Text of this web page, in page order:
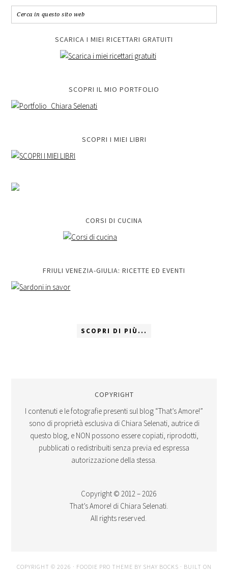
SCARICA I MIEI RICETTARI GRATUITI
SCOPRI IL MIO PORTFOLIO
SCOPRI I MIEI LIBRI
CORSI DI CUCINA
FRIULI VENEZIA-GIULIA: RICETTE ED EVENTI
SCOPRI DI PIÙ...
COPYRIGHT
I contenuti e le fotografie presenti sul blog “That’s Amore!”
sono di proprietà esclusiva di Chiara Selenati, autrice di
questo blog, e NON possono essere copiati, riprodotti,
pubblicati o redistribuiti senza previa ed espressa
autorizzazione della stessa.
Copyright © 2012 – 2026
That’s Amore! di Chiara Selenati.
All rights reserved.
COPYRIGHT © 2026 · FOODIE PRO THEME BY SHAY BOCKS · BUILT ON